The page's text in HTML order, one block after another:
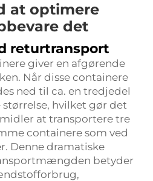
at optimere
det
returtransport
giver en afgørende
Når disse containere
ned til ca. en tredjedel
hvilket gør det
at transportere tre
containere som ved
Denne dramatiske
betyder